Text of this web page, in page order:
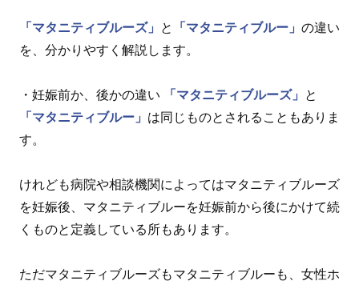
「マタニティブルーズ」 と 「マタニティブルー」 の違い
を、分かりやすく解説します。
・妊娠前か、後かの違い 「マタニティブルーズ」
と
「マタニティブルー」 は同じものとされることもありま
す。
けれども病院や相談機関によってはマタニティブルーズ
を妊娠後、マタニティブルーを妊娠前から後にかけて続
くものと定義している所もあります。
ただマタニティブルーズもマタニティブルーも、女性ホ